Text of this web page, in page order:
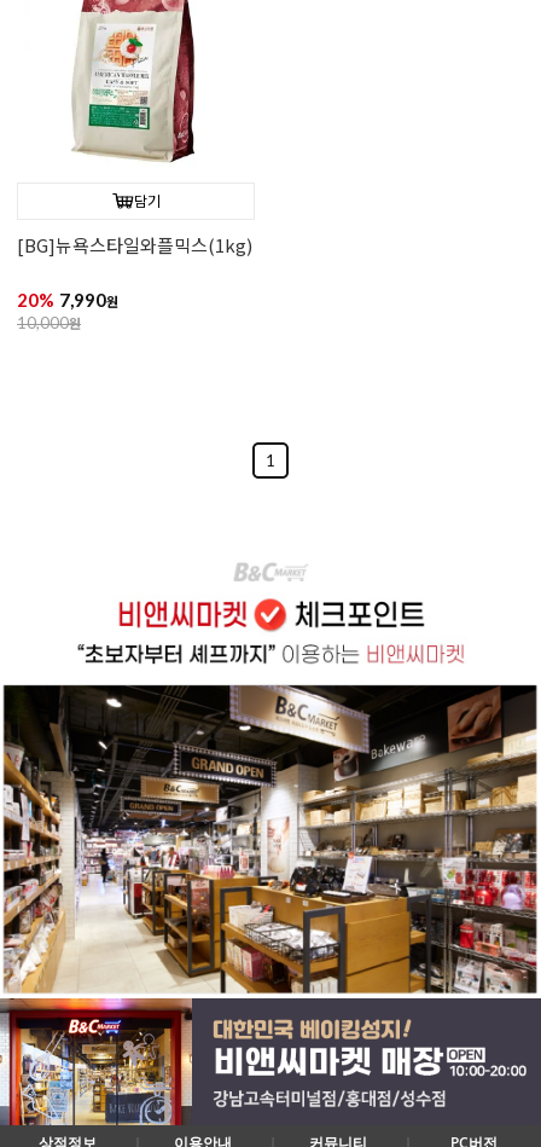
담기
[BG]뉴욕스타일와플믹스(1kg)
20% 7,990원
10,000원
1
상점정보 이용안내 커뮤니티 PC버전